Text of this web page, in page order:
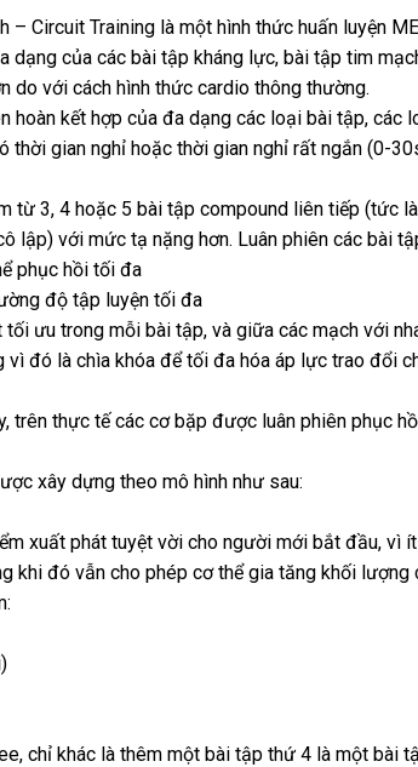
Circuit Training là một hình thức huấn luyện
dạng của các bài tập kháng lực, bài tập tim
do với cách hình thức cardio thông thường.
hoàn kết hợp của đa dạng các loại bài tập,
thời gian nghỉ hoặc thời gian nghỉ rất ngắn (0-
từ 3, 4 hoặc 5 bài tập compound liên tiếp (tức
lập) với mức tạ nặng hơn. Luân phiên các bài
phục hồi tối đa
độ tập luyện tối đa
ưu trong mỗi bài tập, và giữa các mạch với
vì đó là chìa khóa để tối đa hóa áp lực trao đổi
trên thực tế các cơ bặp được luân phiên phục
xây dựng theo mô hình như sau:
xuất phát tuyệt vời cho người mới bắt đầu, vì
khi đó vẫn cho phép cơ thể gia tăng khối
chỉ khác là thêm một bài tập thứ 4 là một bài